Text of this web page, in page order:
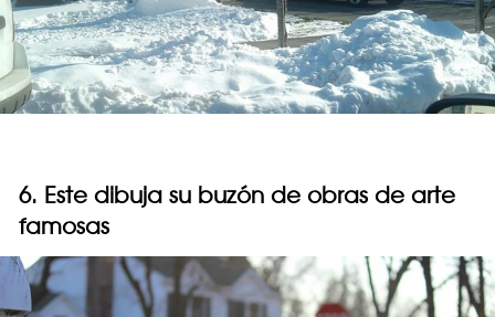
6. Este dibuja su buzón de obras de arte
famosas